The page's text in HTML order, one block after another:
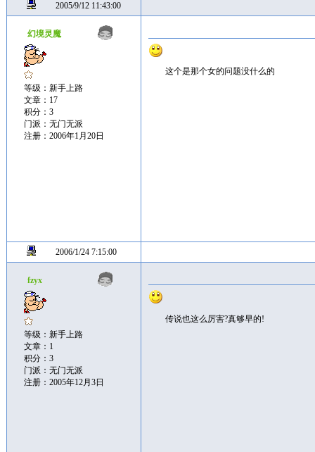
2005/9/12 11:43:00
幻境灵魔
等级：新手上路
文章：17
积分：3
门派：无门无派
注册：2006年1月20日
这个是那个女的问题没什么的
2006/1/24 7:15:00
fzyx
等级：新手上路
文章：1
积分：3
门派：无门无派
注册：2005年12月3日
传说也这么厉害?真够早的!